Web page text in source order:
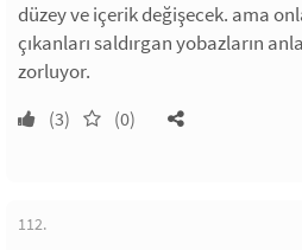
düzey ve içerik değişecek. ama
çıkanları saldırgan yobazların
zorluyor.
(3) (0)
112.